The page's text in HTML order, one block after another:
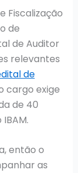
Fiscalização
de
de Auditor
relevantes
de
cargo exige
de 40
então o
as